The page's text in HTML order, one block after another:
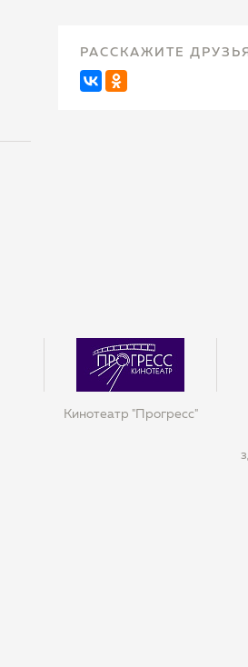
РАССКАЖИТЕ
Кинотеатр "Прогресс"